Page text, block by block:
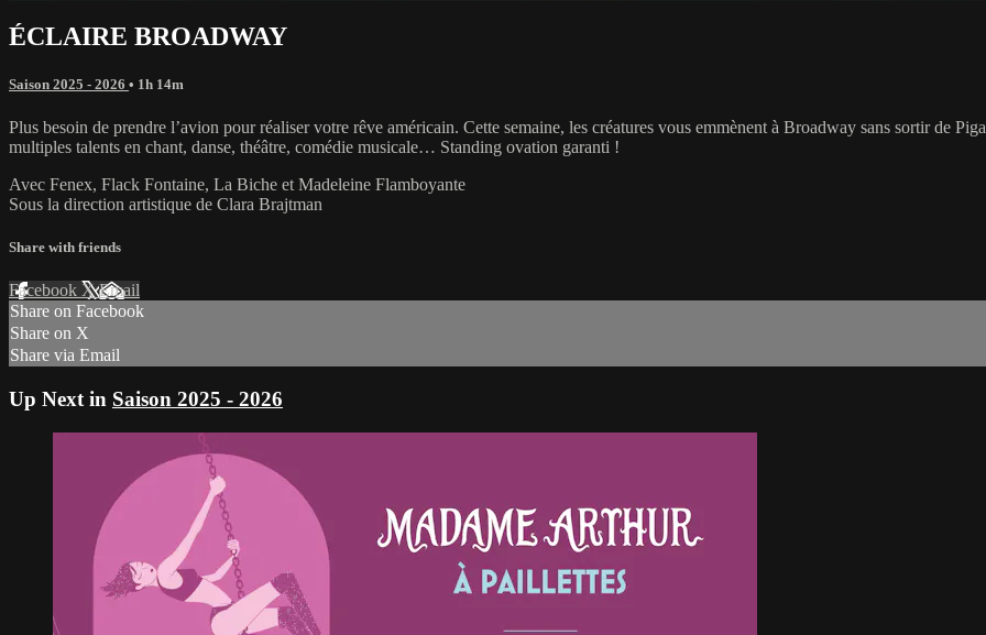
ÉCLAIRE BROADWAY
Saison 2025 - 2026 • 1h 14m
Plus besoin de prendre l’avion pour réaliser votre rêve américain. Cette semaine, les créatures vous emmènent à Broadway sans sortir de
multiples talents en chant, danse, théâtre, comédie musicale… Standing ovation garanti !
Avec Fenex, Flack Fontaine, La Biche et Madeleine Flamboyante
Sous la direction artistique de Clara Brajtman
Share with friends
Facebook XEmail
Share on Facebook
Share on X
Share via Email
Up Next in Saison 2025 - 2026